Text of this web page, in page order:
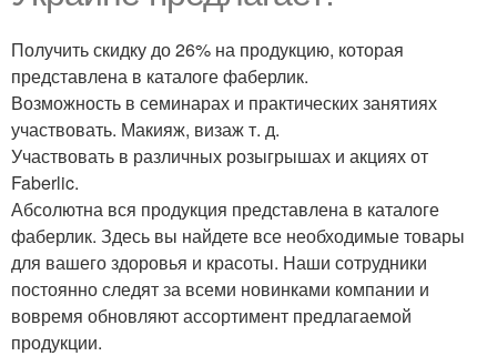
Получить скидку до 26% на продукцию, которая
представлена в каталоге фаберлик.
Возможность в семинарах и практических занятиях
участвовать. Макияж, визаж т. д.
Участвовать в различных розыгрышах и акциях от
Faberlic.
Абсолютна вся продукция представлена в каталоге
фаберлик. Здесь вы найдете все необходимые товары
для вашего здоровья и красоты. Наши сотрудники
постоянно следят за всеми новинками компании и
вовремя обновляют ассортимент предлагаемой
продукции.